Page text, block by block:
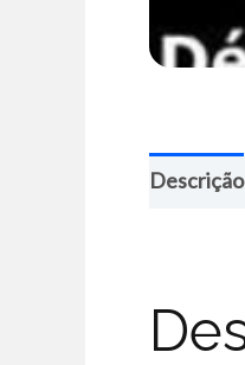
Descrição